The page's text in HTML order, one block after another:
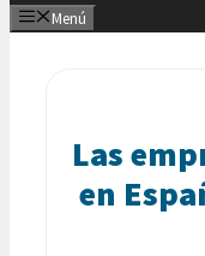
Menú
Las
en